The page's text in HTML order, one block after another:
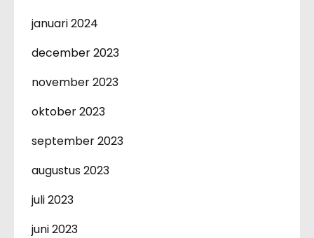
januari 2024
december 2023
november 2023
oktober 2023
september 2023
augustus 2023
juli 2023
juni 2023